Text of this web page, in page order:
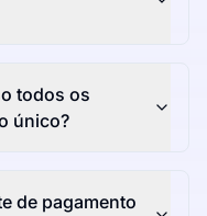
todos os
único?
de pagamento